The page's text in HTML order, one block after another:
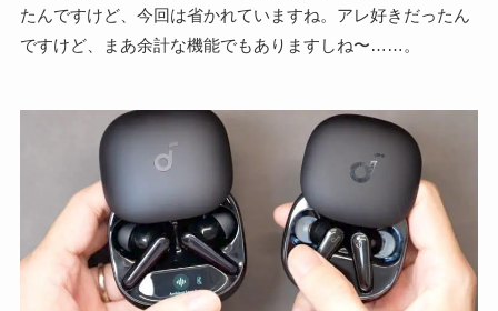
たんですけど、今回は省かれていますね。アレ好きだったん
ですけど、まあ余計な機能でもありますしね〜……。